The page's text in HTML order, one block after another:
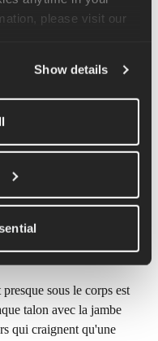
Show details
simplement leur
pied
l'attaque talon n'est pas
foulée trop longue.
le fait que le pied
du coureur, ce qui
une pression
sous le corps est
talon avec la jambe
qui craignent qu'une